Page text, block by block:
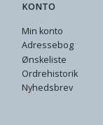
KONTO
Min konto
Adressebog
Ønskeliste
Ordrehistorik
Nyhedsbrev